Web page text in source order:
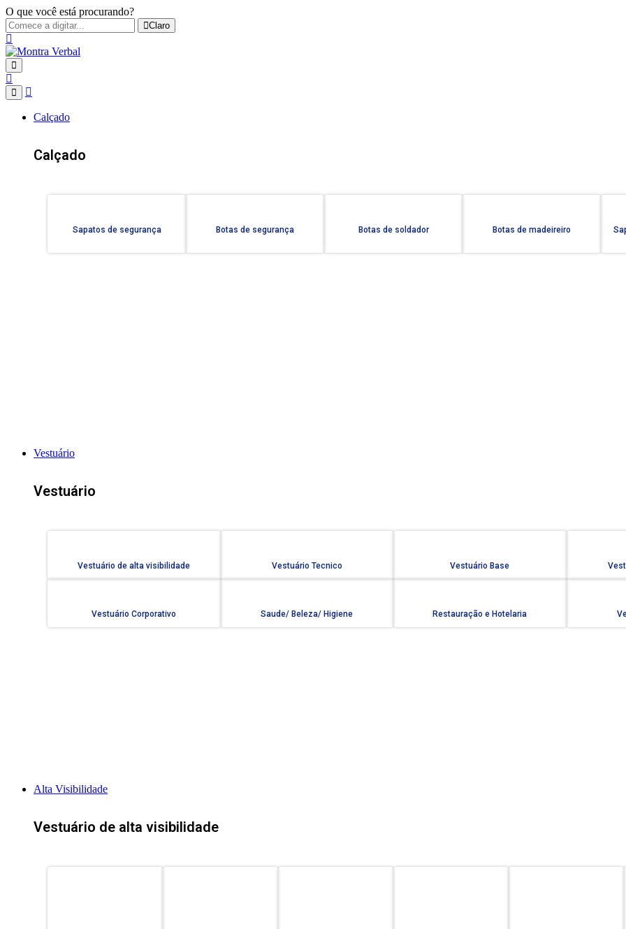
O que você está procurando?
Claro
Calçado
Calçado
Sapatos de segurança Botas de segurança Botas de soldador Botas de madeireiro
Vestuário
Vestuário
Vestuário de alta visibilidade Vestuário Tecnico Vestuário Base
Vestuário Corporativo Saude/ Beleza/ Higiene Restauração e Hotelaria
Alta Visibilidade
Vestuário de alta visibilidade